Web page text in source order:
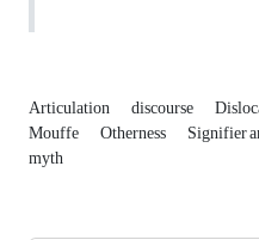
Articulation discourse
Mouffe Otherness Signifier
myth